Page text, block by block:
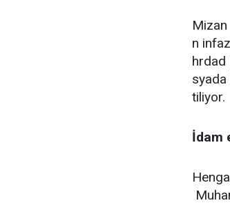
Mizan
n
hrdad
tiliyor.
İdam